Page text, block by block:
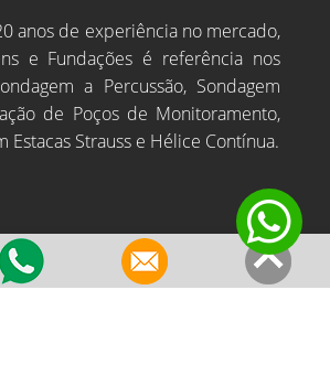
anos de experiência no mercado,
e Fundações é referência nos
a Percussão, Sondagem
de Poços de Monitoramento,
Estacas Strauss e Hélice Contínua.